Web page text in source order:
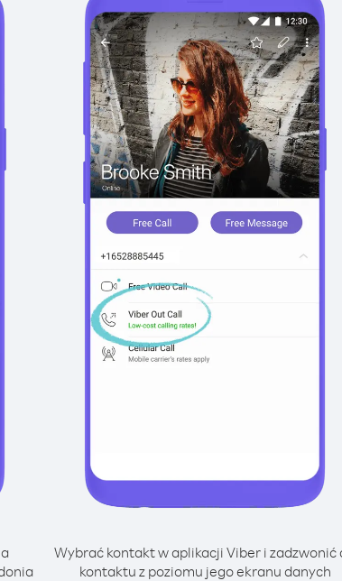
Wybrać kontakt w aplikacji Viber i zadzwonić
kontaktu z poziomu jego ekranu danych